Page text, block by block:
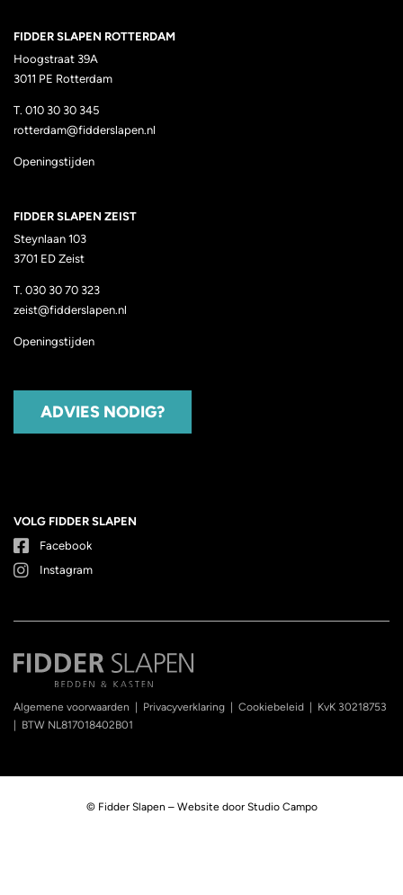
FIDDER SLAPEN ROTTERDAM
Hoogstraat 39A
3011 PE Rotterdam
T. 010 30 30 345
rotterdam@fidderslapen.nl
Openingstijden
FIDDER SLAPEN ZEIST
Steynlaan 103
3701 ED Zeist
T. 030 30 70 323
zeist@fidderslapen.nl
Openingstijden
ADVIES NODIG?
VOLG FIDDER SLAPEN
Facebook
Instagram
Algemene voorwaarden Privacyverklaring Cookiebeleid
KvK 30218753
BTW NL817018402B01
© Fidder Slapen – Website door Studio Campo